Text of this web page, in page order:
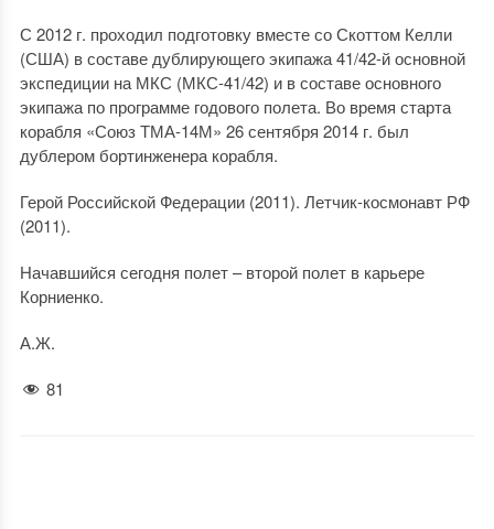
С 2012 г. проходил подготовку вместе со Скоттом Келли
(США) в составе дублирующего экипажа 41/42-й основной
экспедиции на МКС (МКС-41/42) и в составе основного
экипажа по программе годового полета. Во время старта
корабля «Союз ТМА-14М» 26 сентября 2014 г. был
дублером бортинженера корабля.
Герой Российской Федерации (2011). Летчик-космонавт РФ
(2011).
Начавшийся сегодня полет – второй полет в карьере
Корниенко.
А.Ж.
81